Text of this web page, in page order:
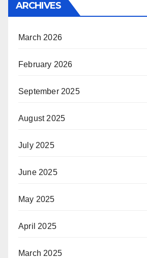
ARCHIVES
March 2026
February 2026
September 2025
August 2025
July 2025
June 2025
May 2025
April 2025
March 2025